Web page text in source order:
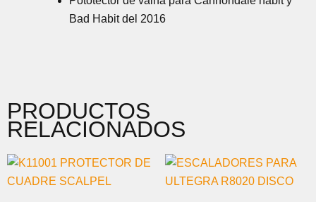
Bad Habit del 2016
PRODUCTOS
RELACIONADOS